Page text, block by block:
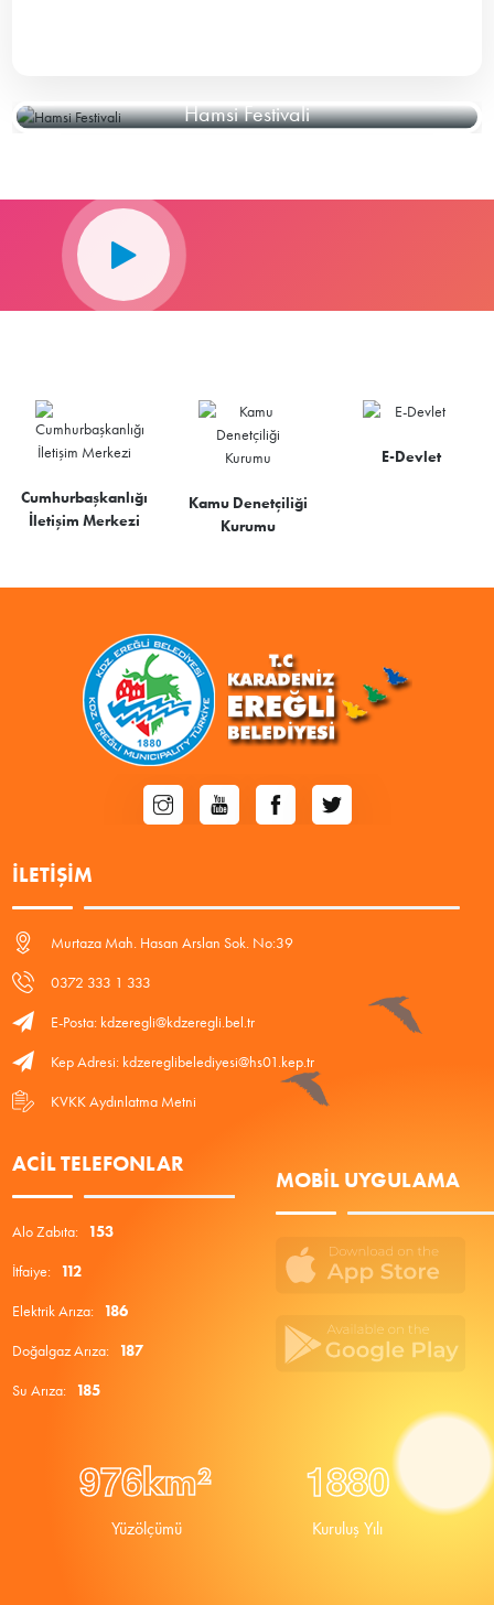
Hamsi Festivali
Cumhurbaşkanlığı
İletişim Merkezi
Kamu Denetçiliği
Kurumu
E-Devlet
İLETIŞIM
Murtaza Mah. Hasan Arslan Sok. No:39
0372 333 1 333
E-Posta: kdzeregli@kdzeregli.bel.tr
Kep Adresi: kdzereglibelediyesi@hs01.kep.tr
KVKK Aydınlatma Metni
ACIL TELEFONLAR
Alo Zabıta: 153
İtfaiye: 112
Elektrik Arıza: 186
Doğalgaz Arıza: 187
Su Arıza: 185
MOBIL UYGULAMA
976km²
Yüzölçümü
1880
Kuruluş Yılı